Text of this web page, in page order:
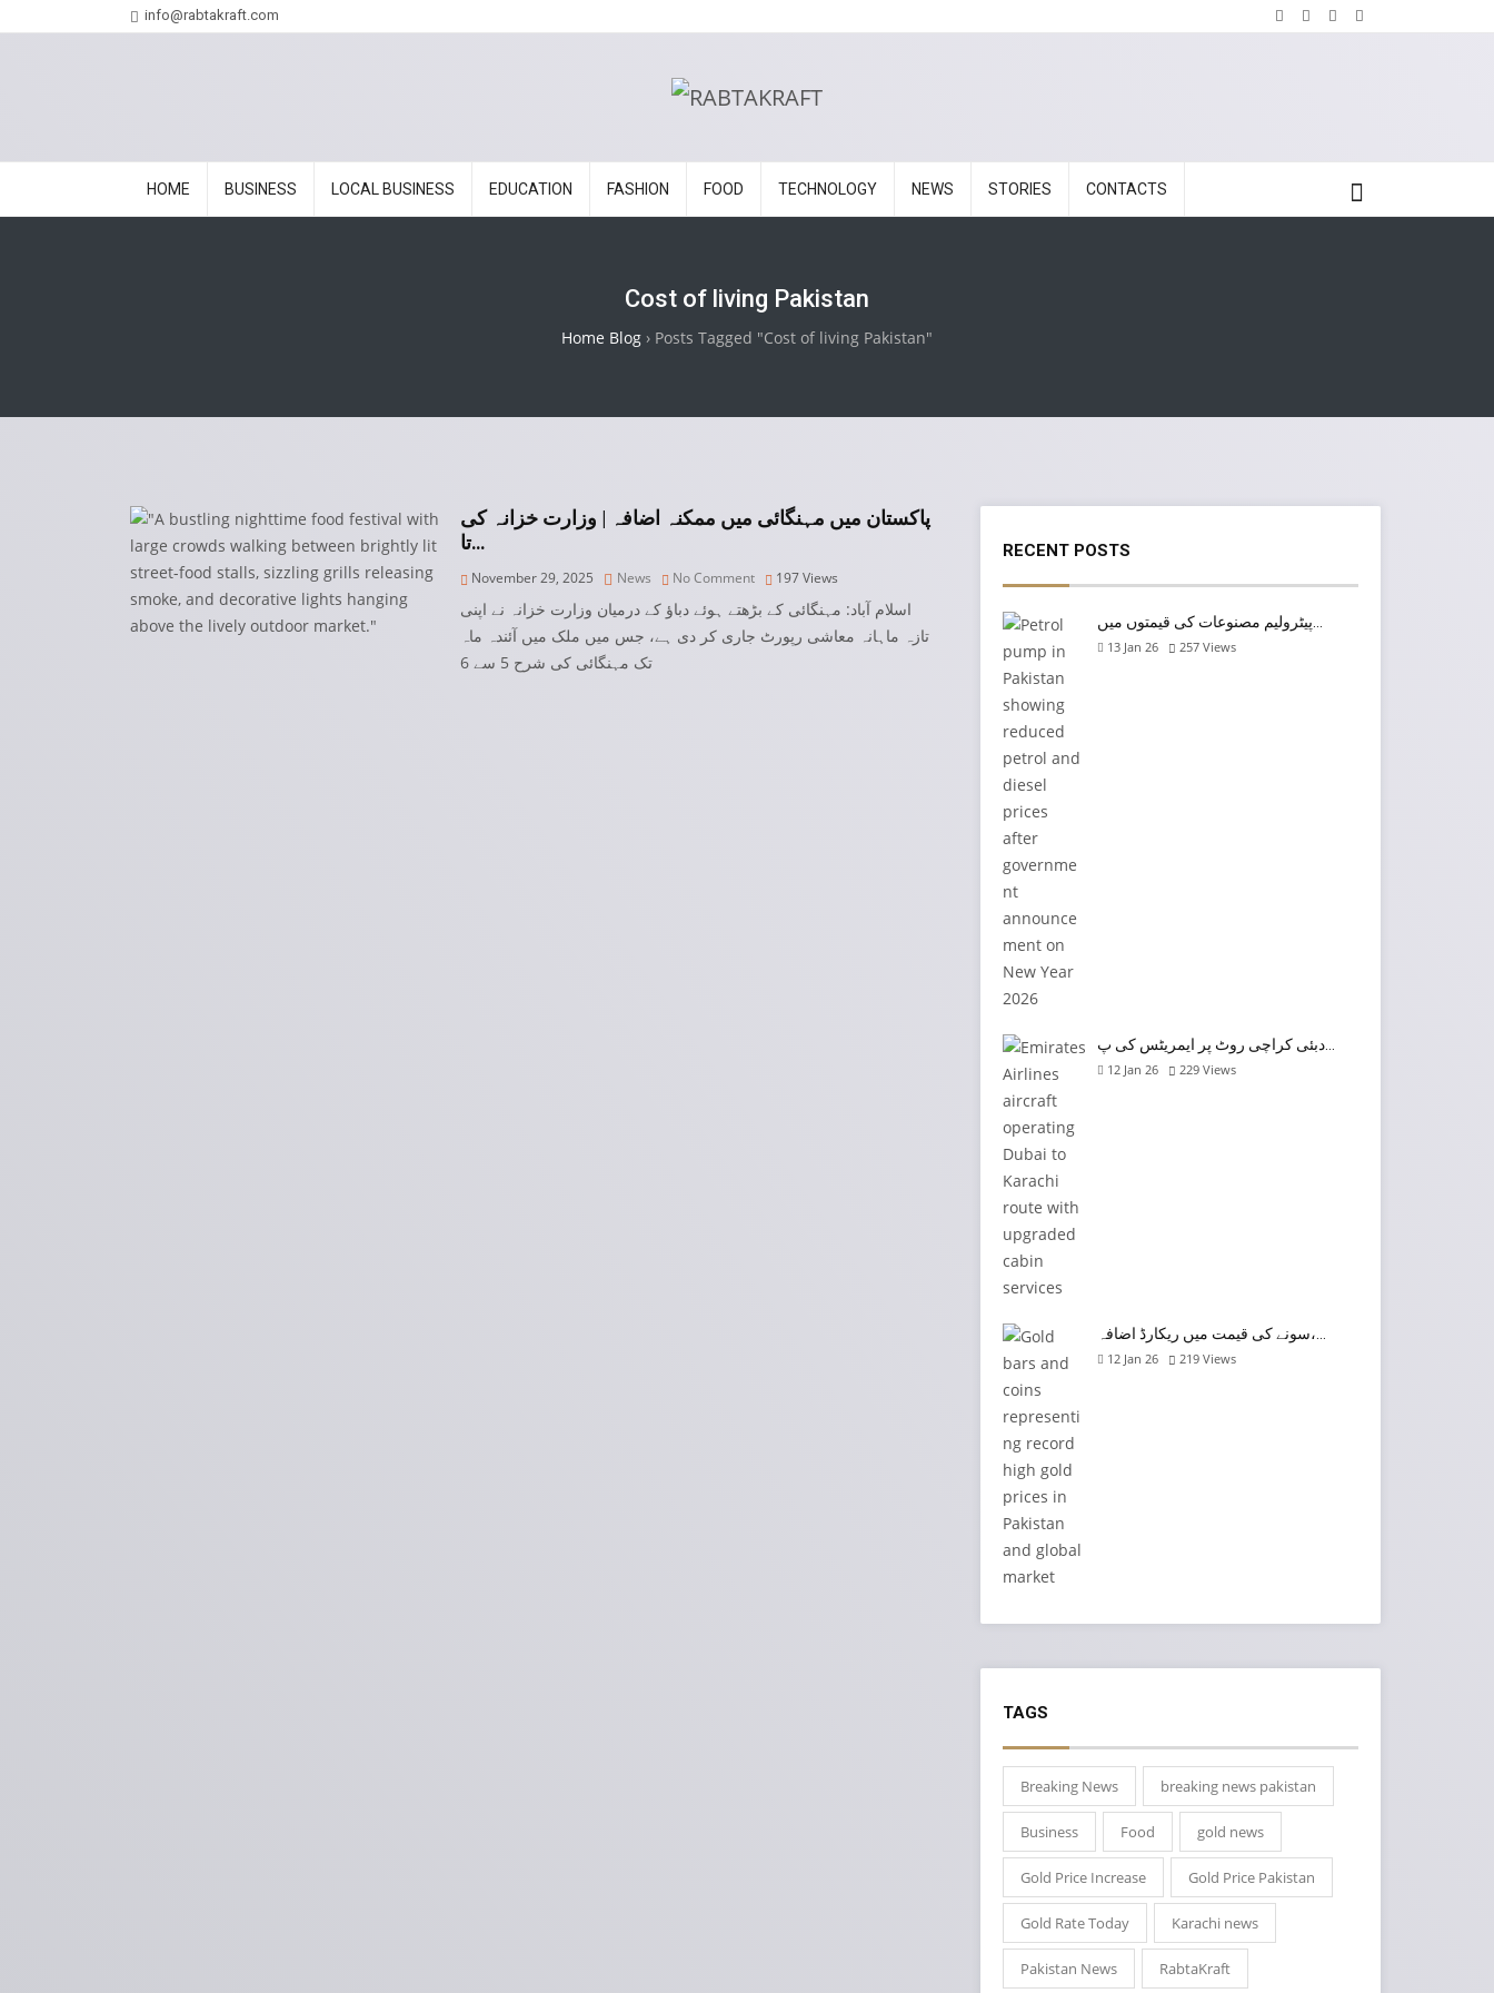
info@rabtakraft.com
HOME BUSINESS LOCAL BUSINESS EDUCATION FASHION FOOD TECHNOLOGY NEWS STORIES CONTACTS
Cost of living Pakistan
Home Blog › Posts Tagged "Cost of living Pakistan"
پاکستان میں مہنگائی میں ممکنہ اضافہ | وزارت خزانہ کی
تا…
November 29, 2025 News No Comment 197Views
اسلام آباد: مہنگائی کے بڑھتے ہوئے دباؤ کے درمیان وزارت خزانہ نے اپنی
تازہ ماہانہ معاشی رپورٹ جاری کر دی ہے، جس میں ملک میں آئندہ ماہ
تک مہنگائی کی شرح 5 سے 6
RECENT POSTS
13 Jan 26 257 Views
12 Jan 26 229 Views
سونے کی قیمت میں ریکارڈ اضافہ،…
12 Jan 26 219 Views
TAGS
Breaking News breaking news pakistan
Business Food gold news
Gold Price Increase Gold Price Pakistan
Gold Rate Today Karachi news
Pakistan News RabtaKraft